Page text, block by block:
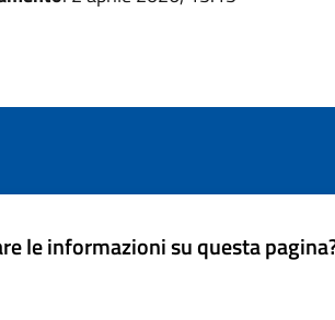
le informazioni su questa